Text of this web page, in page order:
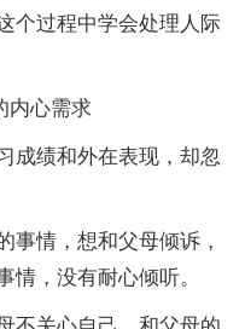
个过程中学会处理人际
内心需求
成绩和外在表现，却忽
事情，想和父母倾诉，
情，没有耐心倾听。